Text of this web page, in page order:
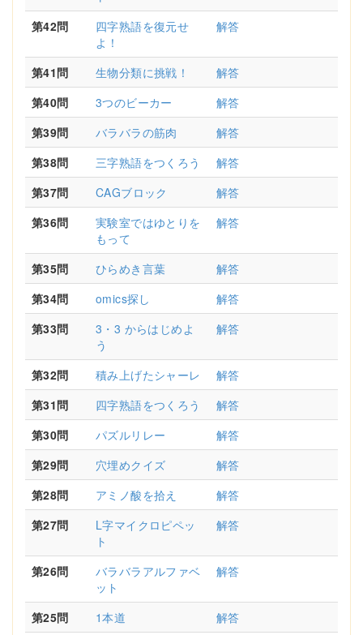
第42問
四字熟語を復元せ
よ！
解答
第41問 生物分類に挑戦！
解答
第40問
3つのビーカー
解答
第39問
バラバラの筋肉
解答
第38問
三字熟語をつくろう
解答
第37問
CAGブロック
解答
第36問
実験室ではゆとりを
もって
解答
第35問 ひらめき言葉
解答
第34問
omics探し
解答
第33問
3・3 からはじめよ
う
解答
第32問 積み上げたシャーレ
解答
第31問
四字熟語をつくろう
解答
第30問
パズルリレー
解答
第29問
穴埋めクイズ
解答
第28問
アミノ酸を拾え
解答
第27問
L字マイクロピペッ
ト
解答
第26問
バラバラアルファベ
ット
解答
第25問 1本道
解答